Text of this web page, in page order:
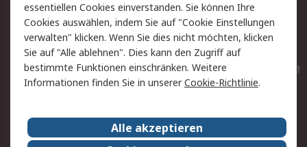
AGB
Datenschutz
Cookie-Richtlinie
Zahlungsbedingungen
Copyright/Impressum
Entsorgung
Elektrogeräte/Batterien
RS weltweit
essentiellen Cookies einverstanden. Sie können Ihre
Cookies auswählen, indem Sie auf "Cookie Einstellungen
verwalten" klicken. Wenn Sie dies nicht möchten, klicken
Sie auf "Alle ablehnen". Dies kann den Zugriff auf
bestimmte Funktionen einschränken. Weitere
Informationen finden Sie in unsererCookie-Richtlinie.
Alle akzeptieren